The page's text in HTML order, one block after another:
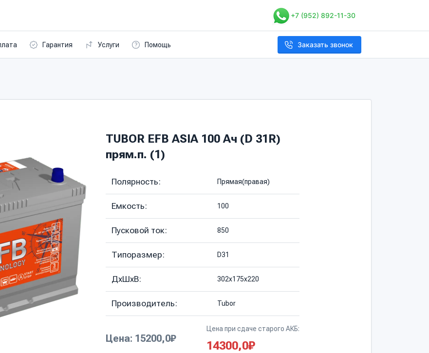
+7 (952) 892-11-30
Гарантия Услуги Помощь Заказать звонок
TUBOR EFB ASIA 100 Ач (D 31R)
прям.п. (1)
Полярность: Прямая(правая)
Емкость: 100
Пусковой ток: 850
Типоразмер: D31
ДхШхВ: 302х175х220
Производитель: Tubor
Цена: 15200,0₽
Цена при сдаче старого АКБ:
14300,0₽